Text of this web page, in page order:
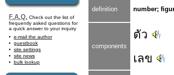
F.A.Q. Check out the list of
frequently asked questions for
a quick answer to your inquiry
e-mail the author
guestbook
site settings
site news
bulk lookup
definition number;
components
ตัว
เลข